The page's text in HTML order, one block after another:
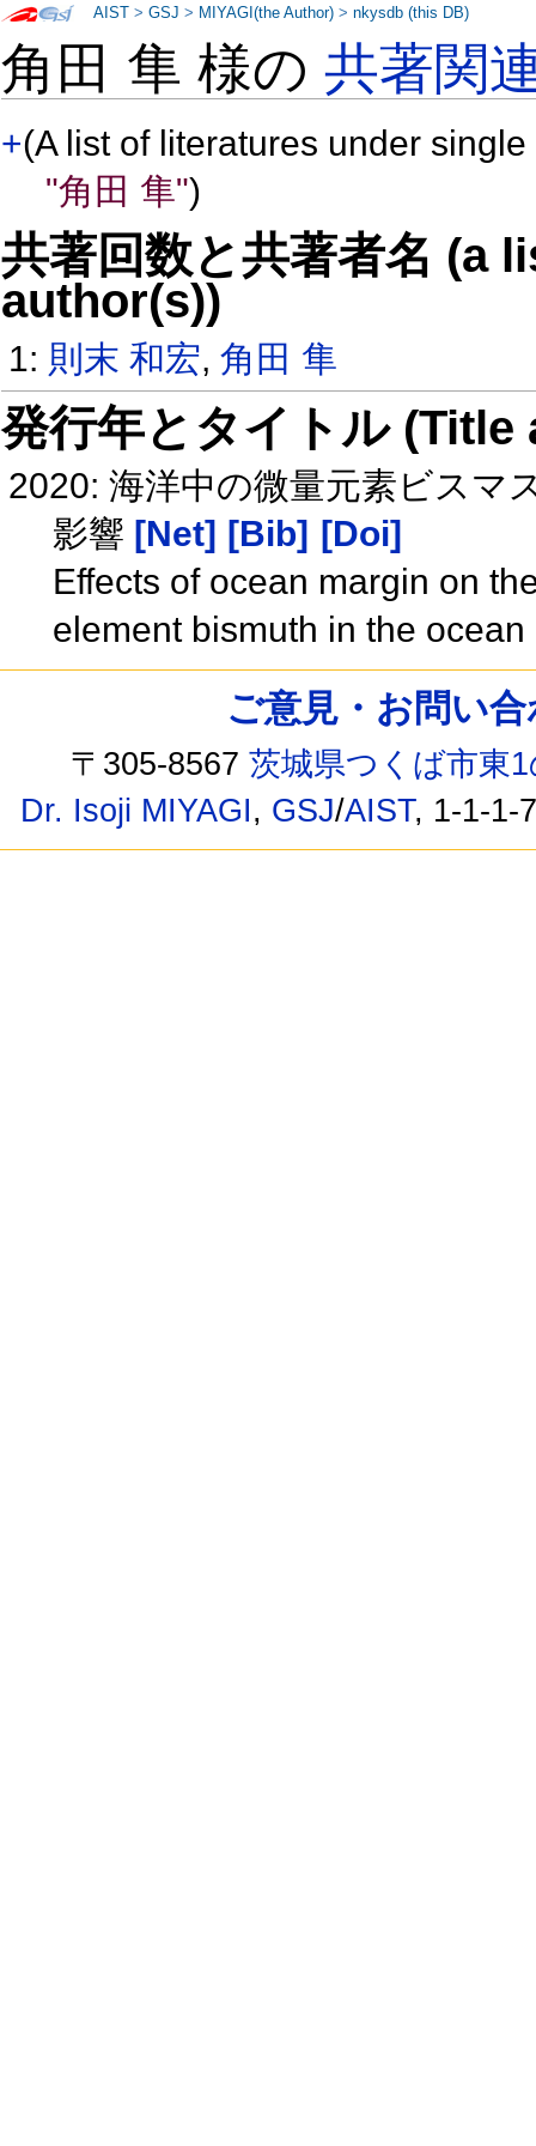
角田 隼 様の共著関
+(A list of literatures under
"角田 隼")
共著回数と共著者名 (a
author(s))
1: 則末 和宏,角田 隼
発行年とタイトル
2020: 海洋中の微量元素ビスマ
影響 [Net] [Bib] [Doi]
Effects of ocean margin on
element bismuth in the ocean
AIST >GSJ > MIYAGI(the Author) >nkysdb (this DB)
ご意見・お問い
〒305-8567茨城県つくば市東
Dr. Isoji MIYAGI, GSJ/AIST, 1-1-1-